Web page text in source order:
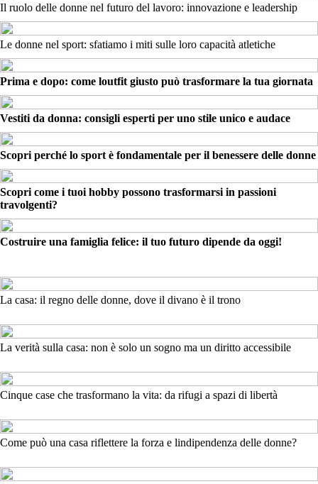
Il ruolo delle donne nel futuro del lavoro: innovazione e leadership
Le donne nel sport: sfatiamo i miti sulle loro capacità atletiche
Prima e dopo: come loutfit giusto può trasformare la tua giornata
Vestiti da donna: consigli esperti per uno stile unico e audace
Scopri perché lo sport è fondamentale per il benessere delle donne
Scopri come i tuoi hobby possono trasformarsi in passioni
travolgenti?
Costruire una famiglia felice: il tuo futuro dipende da oggi!
La casa: il regno delle donne, dove il divano è il trono
La verità sulla casa: non è solo un sogno ma un diritto accessibile
Cinque case che trasformano la vita: da rifugi a spazi di libertà
Come può una casa riflettere la forza e lindipendenza delle donne?